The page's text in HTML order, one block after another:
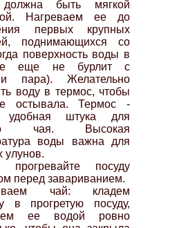
быть мягкой
Нагреваем ее до
первых крупных
поднимающихся со
поверхность воды в
еще не бурлит с
пара). Желательно
воду в термос, чтобы
остывала. Термос -
удобная штука для
чая. Высокая
воды важна для
улунов.
прогревайте посуду
перед завариванием.
чай: кладем
в прогретую посуду,
ее водой ровно